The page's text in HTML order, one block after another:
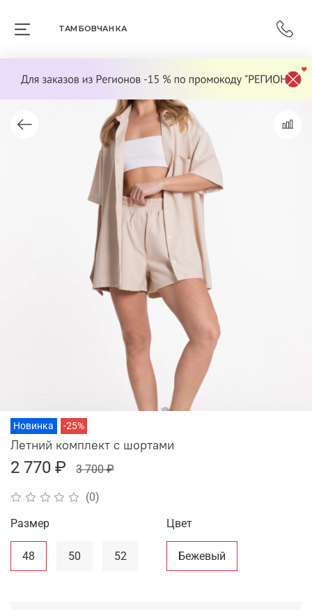
ТАМБОВЧАНКА
Новинка -25%
(0)
Летний комплект с шортами
2 770 ₽ 3 700 ₽
Размер
48 50 52
Цвет
Бежевый